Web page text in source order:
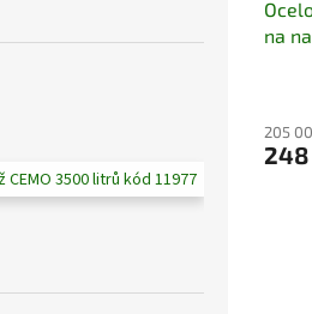
CEMO 3500 litrů kód 11977
na
205